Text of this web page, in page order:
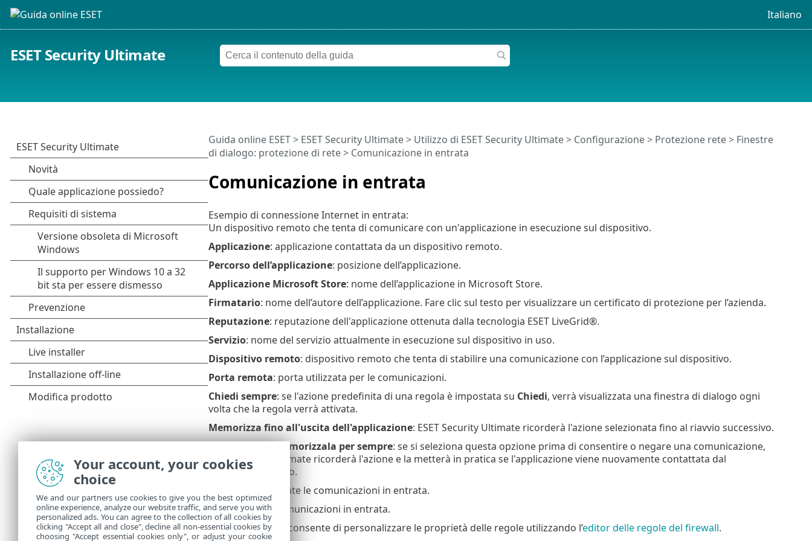
Italiano
ESET Security Ultimate
Comunicazione in entrata
Guida online ESET> ESET Security Ultimate> Utilizzo di ESET Security Ultimate> Configurazione> Protezione rete> Finestre
di dialogo: protezione di rete > Comunicazione in entrata
Esempio di connessione Internet in entrata:
Un dispositivo remoto che tenta di comunicare con un'applicazione in esecuzione sul dispositivo.
Applicazione: applicazione contattata da un dispositivo remoto.
Percorso dell’applicazione: posizione dell’applicazione.
Applicazione Microsoft Store: nome dell’applicazione in Microsoft Store.
Firmatario: nome dell’autore dell’applicazione. Fare clic sul testo per visualizzare un certificato di protezione per l’azienda.
Reputazione: reputazione dell'applicazione ottenuta dalla tecnologia ESET LiveGrid®.
Servizio: nome del servizio attualmente in esecuzione sul dispositivo in uso.
Dispositivo remoto: dispositivo remoto che tenta di stabilire una comunicazione con l’applicazione sul dispositivo.
Porta remota: porta utilizzata per le comunicazioni.
Chiedi sempre: se l'azione predefinita di una regola è impostata su Chiedi, verrà visualizzata una finestra di dialogo ogni
volta che la regola verrà attivata.
Memorizza fino all'uscita dell'applicazione: ESET Security Ultimate ricorderà l'azione selezionata fino al riavvio successivo.
Crea regola e memorizzala per sempre: se si seleziona questa opzione prima di consentire o negare una comunicazione,
ESET Security Ultimate ricorderà l'azione e la metterà in pratica se l'applicazione viene nuovamente contattata dal
dispositivo remoto.
: consente le comunicazioni in entrata.
Nega: nega le comunicazioni in entrata.
Modifica regola
: consente di personalizzare le proprietà delle regole utilizzando l’editor delle regole del firewall.
Your account, your cookies
choice
We and our partners use cookies to give you the best optimized
online experience, analyze our website traffic, and serve you with
personalized ads. You can agree to the collection of all cookies by
clicking "Accept all and close", decline all non-essential cookies by
choosing "Accept essential cookies only", or adjust your cookie